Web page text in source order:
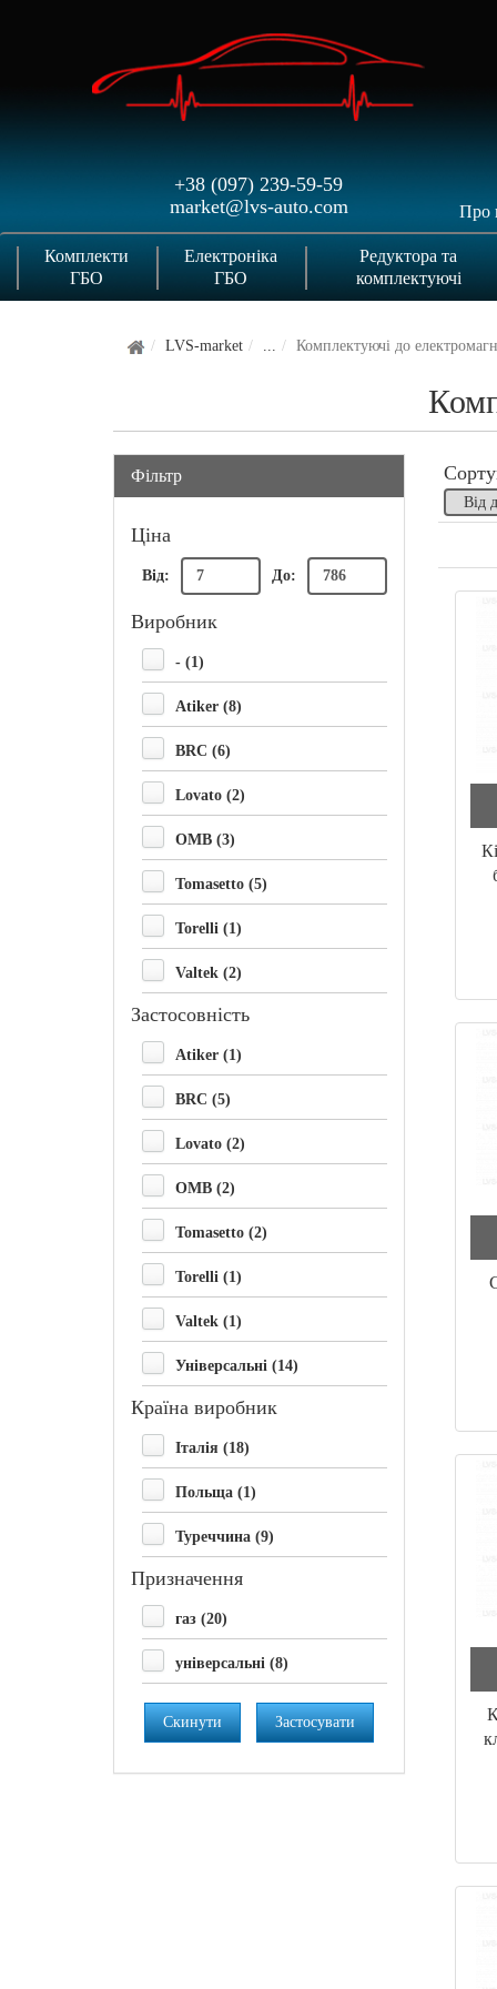
+38 (097) 239-59-59
market@lvs-auto.com
Про
Комплекти
ГБО
Електроніка
ГБО
Редуктора та
комплектуючі
LVS-market Комплектуючі до
Фільтр
Ціна
Від: До:
Виробник
- (1)
Atiker (8)
BRC (6)
Lovato (2)
OMB (3)
Tomasetto (5)
Torelli (1)
Valtek (2)
Застосовність
Atiker (1)
BRC (5)
Lovato (2)
OMB (2)
Tomasetto (2)
Torelli (1)
Valtek (1)
Універсальні (14)
Країна виробник
Італія (18)
Польща (1)
Туреччина (9)
Призначення
газ (20)
універсальні (8)
Скинути Застосувати